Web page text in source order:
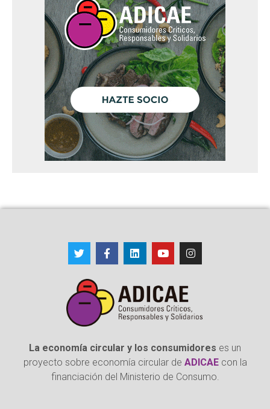
La economía circular y los consumidores es un
proyecto sobre economía circular de ADICAEcon la
financiación del Ministerio de Consumo.